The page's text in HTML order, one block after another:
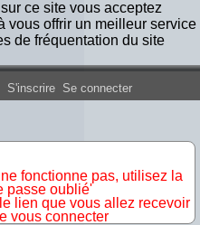
ce site vous acceptez
vous offrir un meilleur service
de fréquentation du site
France
S'inscrire Se connecter
fonctionne pas, utilisez la
passe oublié'
lien que vous allez recevoir
vous connecter